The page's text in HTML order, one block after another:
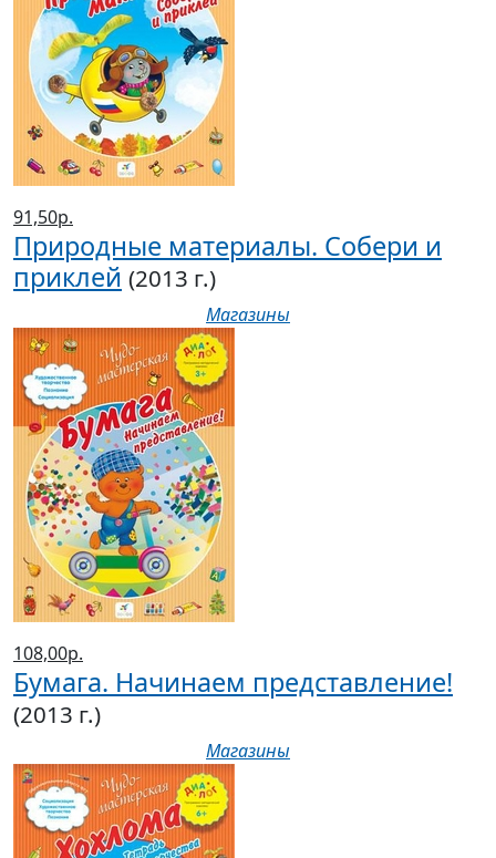
91,50р.
Природные материалы. Собери и
приклей (2013 г.)
Магазины
108,00р.
Бумага. Начинаем представление!
(2013 г.)
Магазины